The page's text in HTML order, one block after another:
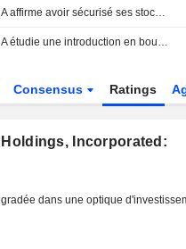
JERA affirme avoir sécurisé ses stocks de GNL jusqu'en octobre et écarte tout risque d'approvisionnement cet été
JERA étudie une introduction en bourse aux États-Unis pour accélérer son expansion internationale, selon des sources
Consensus Ratings
Incorporated:
dans une optique